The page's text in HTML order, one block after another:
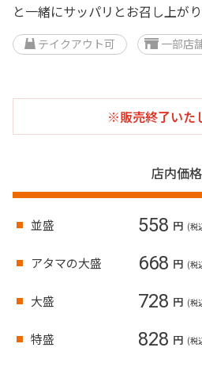
と一緒にサッパリとお召し上がり
テイクアウト可 一部店
※販売終了いた
店内価格
並盛 558 円 (税
アタマの大盛 668 円 (税
大盛 728 円 (税
特盛 828 円 (税